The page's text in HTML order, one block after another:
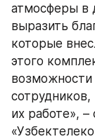
атмосферы в
выразить
которые
этого
возможности
их работе»,